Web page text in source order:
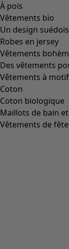
À pois
Vêtements bio
Un design suédois
Robes en jersey
Vêtements
Des vêtements
Vêtements à motif
Coton
Coton biologique
Maillots de bain
Vêtements de fête